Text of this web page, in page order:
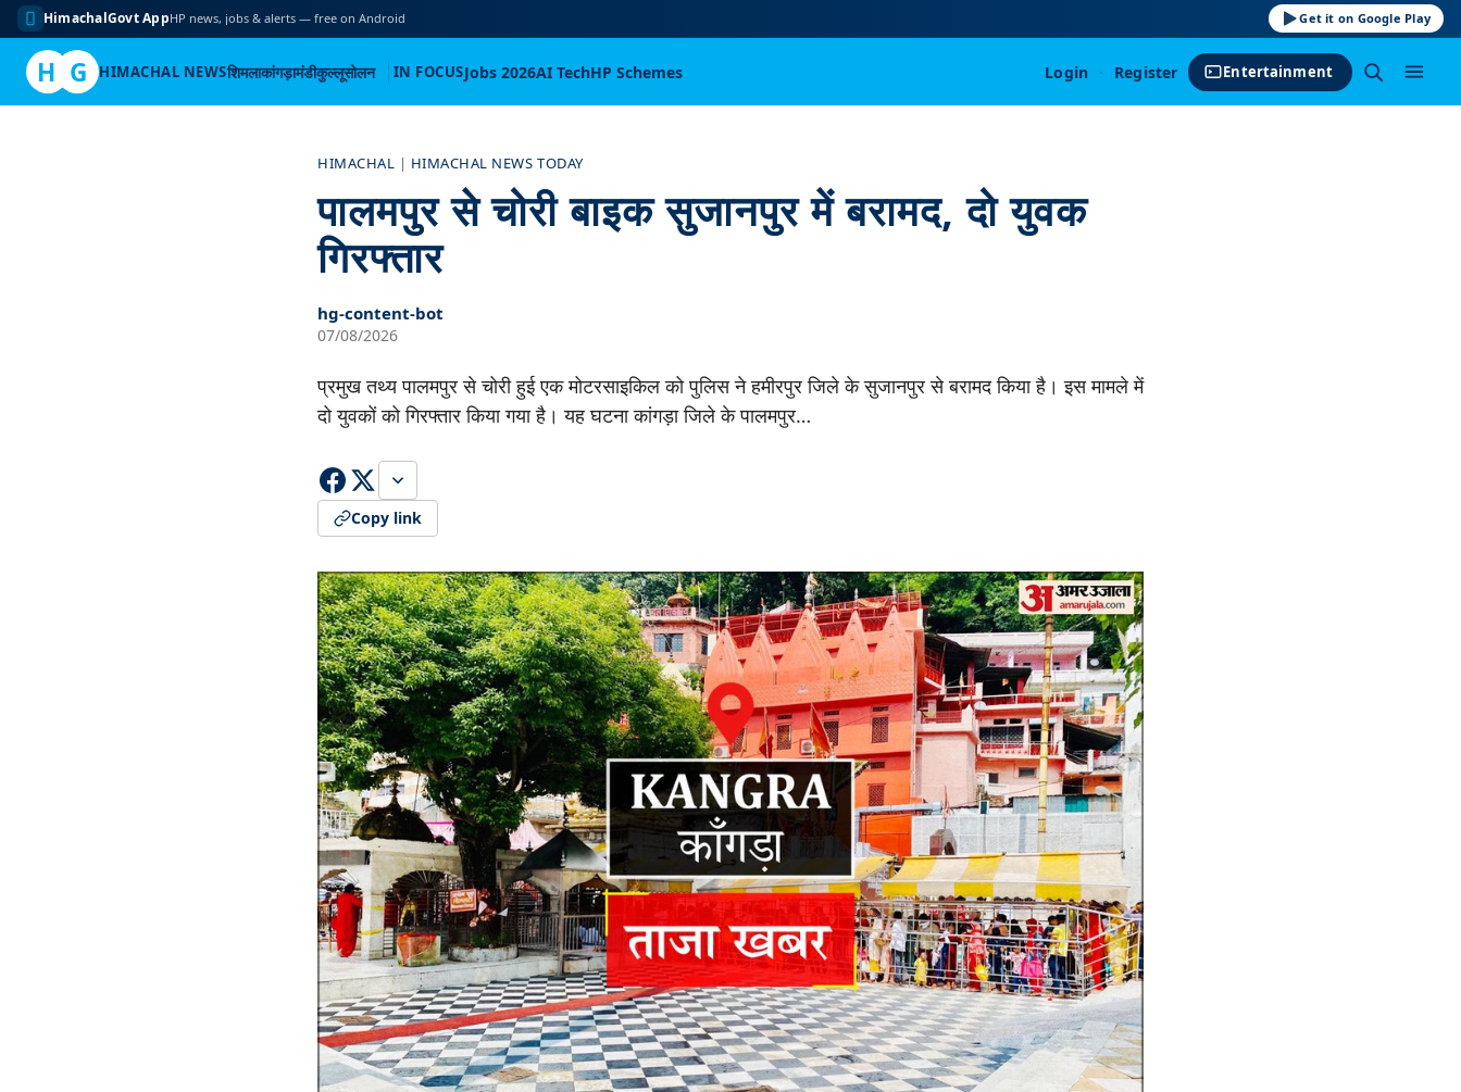
HimachalGovt AppHP news, jobs & alerts — free on Android Get it on Google Play
H G HIMACHAL NEWSशिमलाकांगड़ामंडीकुल्लूसोलन IN FOCUSJobs 2026AI TechHP Schemes Login · Register Entertainment
HIMACHAL | HIMACHAL NEWS TODAY
पालमपुर से चोरी बाइक सुजानपुर में बरामद, दो युवक
गिरफ्तार
hg-content-bot
07/08/2026
प्रमुख तथ्य पालमपुर से चोरी हुई एक मोटरसाइकिल को पुलिस ने हमीरपुर जिले के सुजानपुर से बरामद किया है। इस मामले में
दो युवकों को गिरफ्तार किया गया है। यह घटना कांगड़ा जिले के पालमपुर…
Copy link